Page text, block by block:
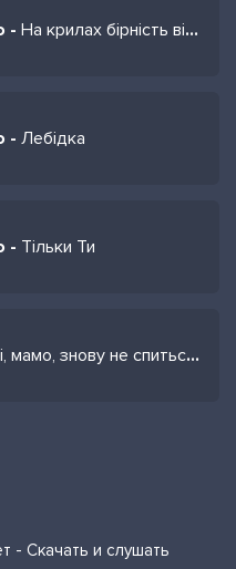
- На крилах бірність він свою несе
- Лебідка
- Тільки Ти
знову не спиться вночі
- Скачать и слушать